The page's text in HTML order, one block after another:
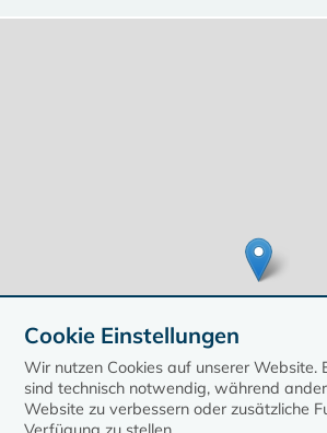
Cookie Einstellungen
Wir nutzen Cookies auf unserer Website.
sind technisch notwendig, während
Website zu verbessern oder zusätzliche